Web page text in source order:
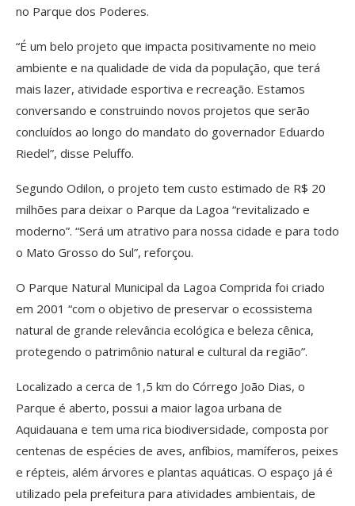
no Parque dos Poderes.
“É um belo projeto que impacta positivamente no meio
ambiente e na qualidade de vida da população, que terá
mais lazer, atividade esportiva e recreação. Estamos
conversando e construindo novos projetos que serão
concluídos ao longo do mandato do governador Eduardo
Riedel”, disse Peluffo.
Segundo Odilon, o projeto tem custo estimado de R$ 20
milhões para deixar o Parque da Lagoa “revitalizado e
moderno”. “Será um atrativo para nossa cidade e para todo
o Mato Grosso do Sul”, reforçou.
O Parque Natural Municipal da Lagoa Comprida foi criado
em 2001 “com o objetivo de preservar o ecossistema
natural de grande relevância ecológica e beleza cênica,
protegendo o patrimônio natural e cultural da região”.
Localizado a cerca de 1,5 km do Córrego João Dias, o
Parque é aberto, possui a maior lagoa urbana de
Aquidauana e tem uma rica biodiversidade, composta por
centenas de espécies de aves, anfíbios, mamíferos, peixes
e répteis, além árvores e plantas aquáticas. O espaço já é
utilizado pela prefeitura para atividades ambientais, de